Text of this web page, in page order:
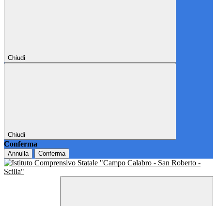
Chiudi
Chiudi
Conferma
Annulla Conferma